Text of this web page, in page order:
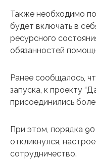
Также необходимо
будет включать в
ресурсного
обязанностей
Ранее сообщалось,
запуска, к проекту
присоединились
При этом, порядка 90
откликнулся,
сотрудничество.